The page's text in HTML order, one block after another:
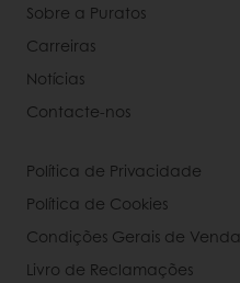
Sobre a Puratos
Carreiras
Notícias
Contacte-nos
Política de Privacidade
Política de Cookies
Condições Gerais de Venda
Livro de Reclamações